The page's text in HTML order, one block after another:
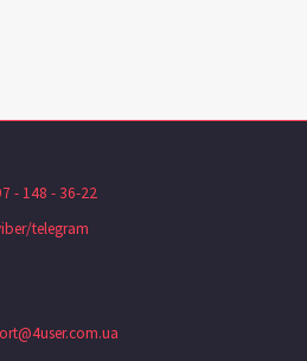
- 148 - 36-22
telegram